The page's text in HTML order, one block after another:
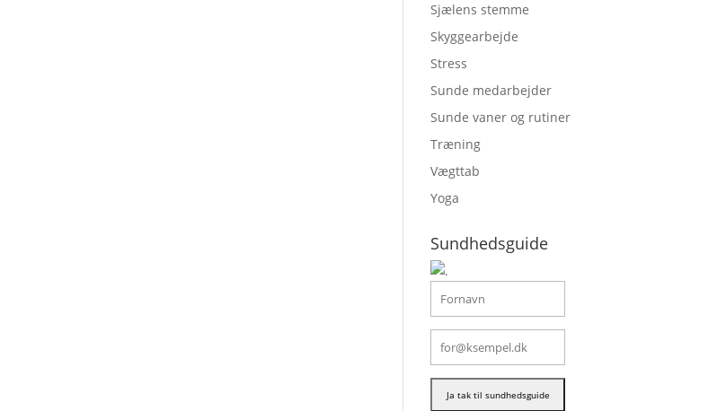
Sjælens stemme
Skyggearbejde
Stress
Sunde medarbejder
Sunde vaner og rutiner
Træning
Vægttab
Yoga
Sundhedsguide